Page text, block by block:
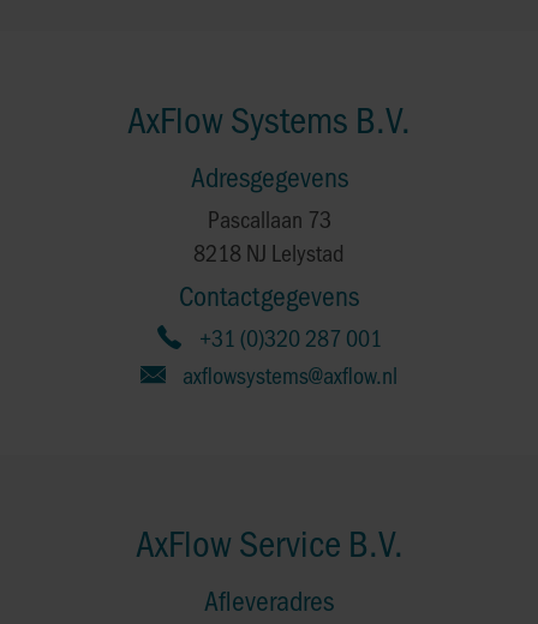
AxFlow Systems B.V.
Adresgegevens
Pascallaan 73
8218 NJ Lelystad
Contactgegevens
+31 (0)320 287 001
axflowsystems@axflow.nl
AxFlow Service B.V.
Afleveradres